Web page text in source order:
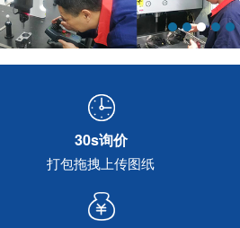
30s询价
打包拖拽上传图纸